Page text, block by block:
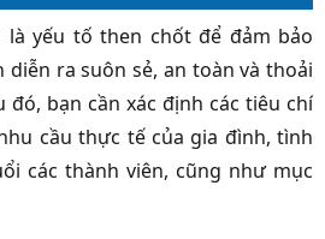
là yếu tố then chốt để đảm bảo
diễn ra suôn sẻ, an toàn và thoải
đó, bạn cần xác định các tiêu chí
cầu thực tế của gia đình, tình
các thành viên, cũng như mục